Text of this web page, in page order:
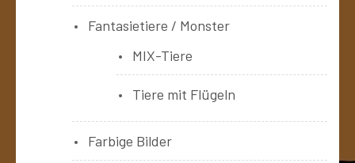
Fantasietiere / Monster
MIX-Tiere
Tiere mit Flügeln
Farbige Bilder